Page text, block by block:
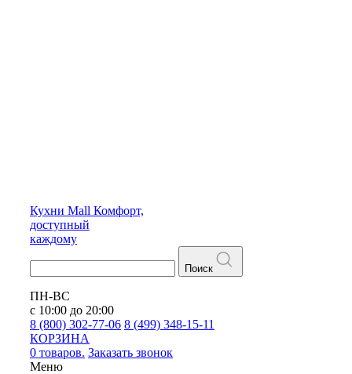
Кухни Mall Комфорт,
доступный
каждому
Поиск
ПН-ВС
с 10:00 до 20:00
8 (800) 302-77-06 8 (499) 348-15-11
КОРЗИНА
0 товаров. Заказать звонок
Меню